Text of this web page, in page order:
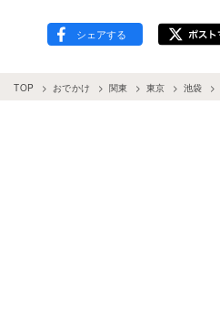
TOP おでかけ 関東 東京 池袋